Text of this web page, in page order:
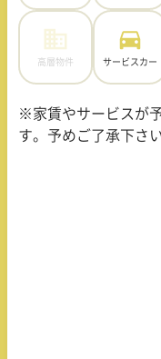
高層物件 サービスカー
※家賃やサービスが
す。予めご了承下さい